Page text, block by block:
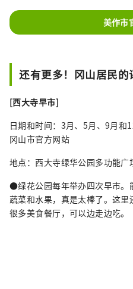
美作市
还有更多！冈山居民的
[西大寺早市]
日期和时间：3月、5月、9月
冈山市官方网站
地点：西大寺绿华公园多功能广
●绿花公园每年举办四次早市。
蔬菜和水果，真是太棒了。这
很多美食餐厅，可以边走边吃。